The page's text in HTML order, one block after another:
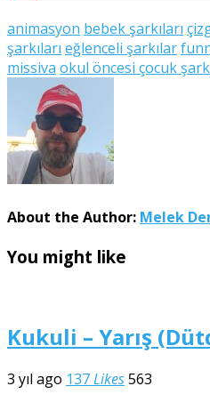
animasyon bebek şarkıları
şarkıları eğlenceli şarkılar
missiva okul öncesi çocuk
About the Author: Melek
You might like
Kukuli – Yarış
3 yıl ago 137Likes563